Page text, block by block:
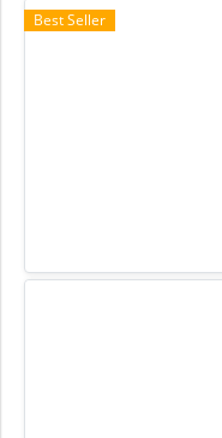
Best Seller